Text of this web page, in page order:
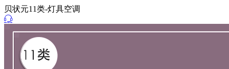
贝状元11类-灯具空调